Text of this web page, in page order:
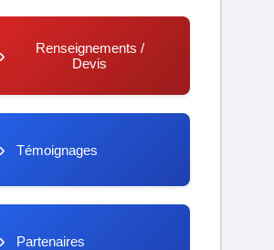
Renseignements /
Devis
Témoignages
Partenaires